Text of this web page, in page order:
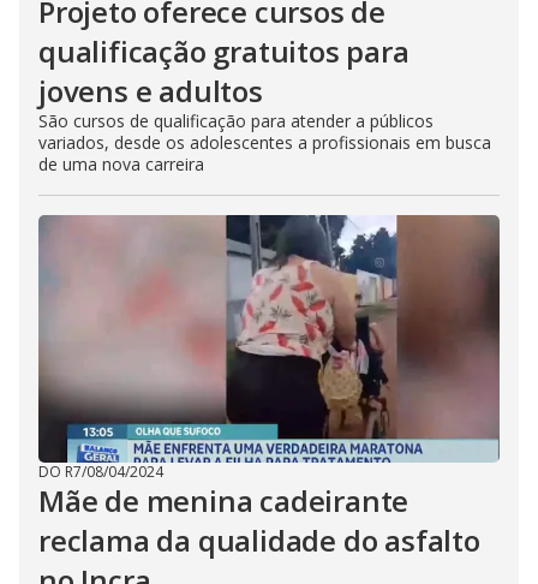
Projeto oferece cursos de
qualificação gratuitos para
jovens e adultos
São cursos de qualificação para atender a públicos
variados, desde os adolescentes a profissionais em busca
de uma nova carreira
DO R7/08/04/2024
Mãe de menina cadeirante
reclama da qualidade do asfalto